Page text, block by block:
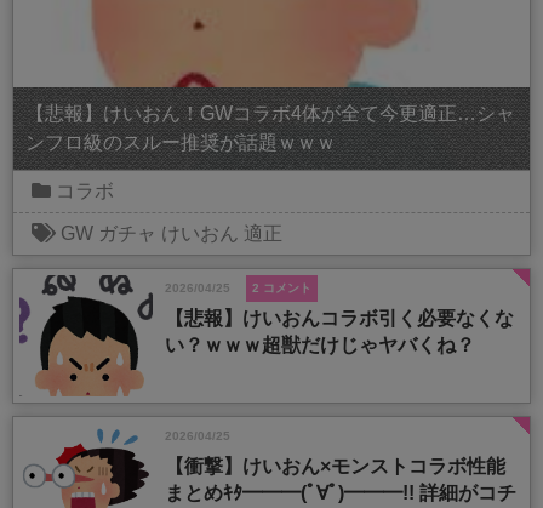
【悲報】けいおん！GWコラボ4体が全て今更適正…シャ
ンフロ級のスルー推奨が話題ｗｗｗ
コラボ
GW ガチャ けいおん 適正
2026/04/25 2 コメント
【悲報】けいおんコラボ引く必要なくな
い？ｗｗｗ超獣だけじゃヤバくね？
2026/04/25
【衝撃】けいおん×モンストコラボ性能
まとめｷﾀ━━━(ﾟ∀ﾟ)━━━!! 詳細がコチ